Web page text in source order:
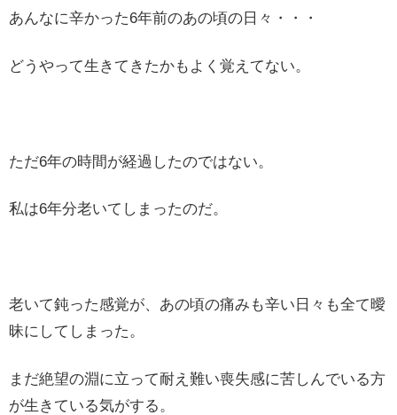
あんなに辛かった6年前のあの頃の日々・・・
どうやって生きてきたかもよく覚えてない。
ただ6年の時間が経過したのではない。
私は6年分老いてしまったのだ。
老いて鈍った感覚が、あの頃の痛みも辛い日々も全て曖
昧にしてしまった。
まだ絶望の淵に立って耐え難い喪失感に苦しんでいる方
が生きている気がする。